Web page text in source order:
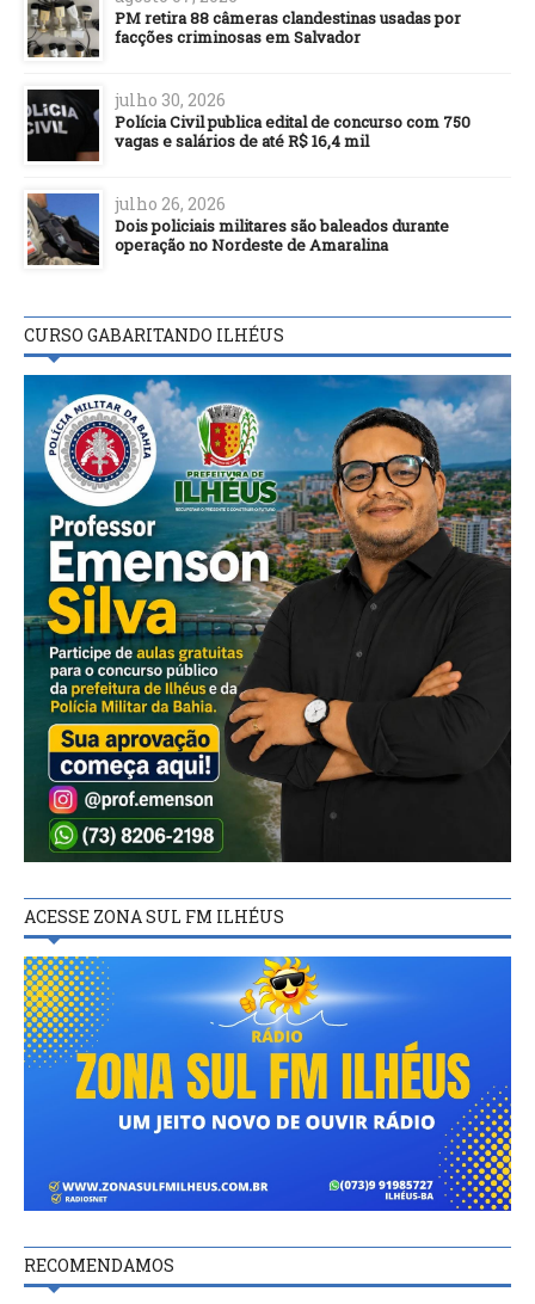
PM retira 88 câmeras clandestinas usadas por
facções criminosas em Salvador
julho 30, 2026
Polícia Civil publica edital de concurso com 750
vagas e salários de até R$ 16,4 mil
julho 26, 2026
Dois policiais militares são baleados durante
operação no Nordeste de Amaralina
CURSO GABARITANDO ILHÉUS
ACESSE ZONA SUL FM ILHÉUS
RECOMENDAMOS